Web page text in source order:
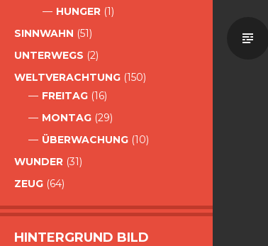
HUNGER (1)
SINNWAHN (51)
UNTERWEGS (2)
WELTVERACHTUNG (150)
FREITAG (16)
MONTAG (29)
ÜBERWACHUNG (10)
WUNDER (31)
ZEUG (64)
HINTERGRUND BILD